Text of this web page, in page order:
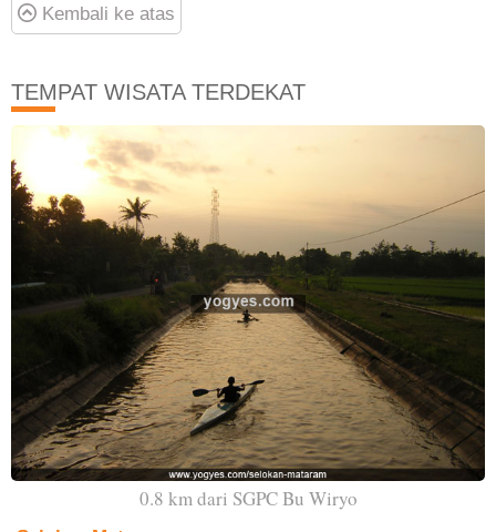
Kembali ke atas
TEMPAT WISATA TERDEKAT
0.8 km dari SGPC Bu Wiryo